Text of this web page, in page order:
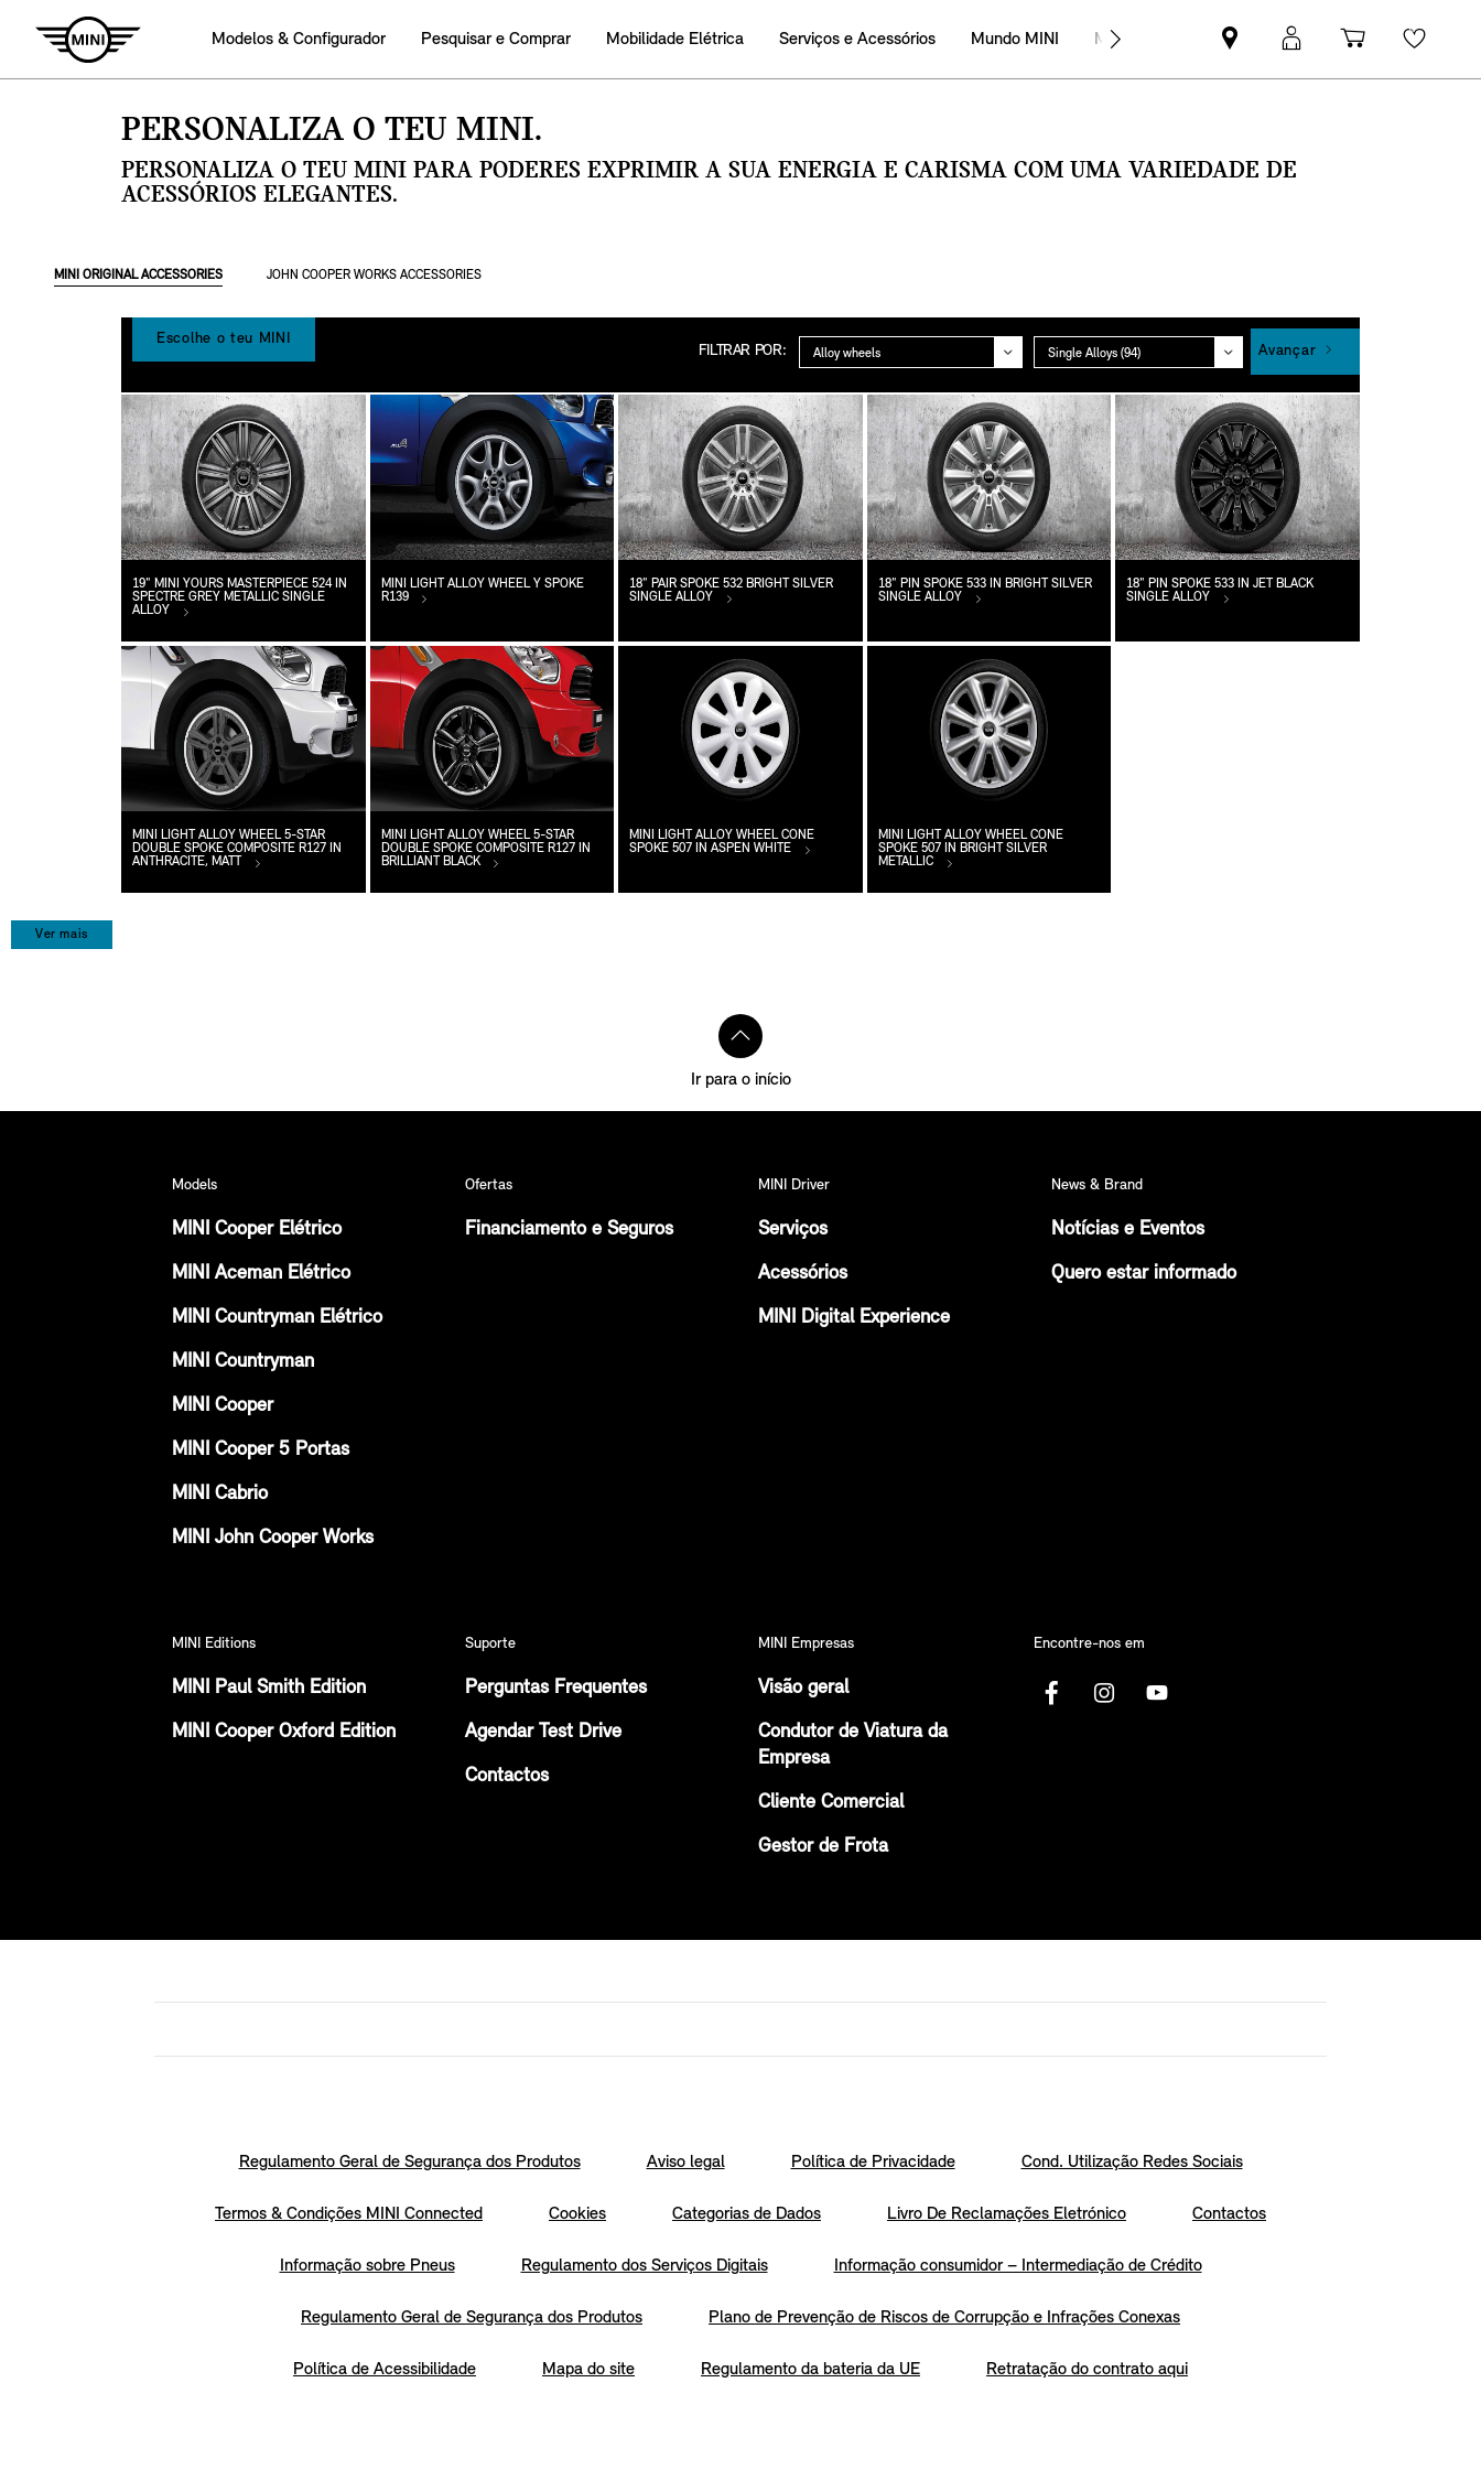
Modelos & Configurador Pesquisar e Comprar Mobilidade Elétrica Serviços e Acessórios Mundo MINI MINI Empresas
Pesquisar
parceiro
Iniciar
sessão
Carrinho
de
PERSONALIZA O TEU MINI.
PERSONALIZA O TEU MINI PARA PODERES EXPRIMIR A SUA ENERGIA E CARISMA COM UMA VARIEDADE DE
ACESSÓRIOS ELEGANTES.
MINI ORIGINAL ACCESSORIES JOHN COOPER WORKS ACCESSORIES
Escolhe o teu MINI
FILTRAR POR:
Categoria
Grupo
Avançar
19" MINI YOURS MASTERPIECE 524 IN
SPECTRE GREY METALLIC SINGLE
ALLOY
MINI LIGHT ALLOY WHEEL Y SPOKE
R139
18" PAIR SPOKE 532 BRIGHT SILVER
SINGLE ALLOY
18" PIN SPOKE 533 IN BRIGHT SILVER
SINGLE ALLOY
18" PIN SPOKE 533 IN JET BLACK
SINGLE ALLOY
MINI LIGHT ALLOY WHEEL 5-STAR
DOUBLE SPOKE COMPOSITE R127 IN
ANTHRACITE, MATT
MINI LIGHT ALLOY WHEEL 5-STAR
DOUBLE SPOKE COMPOSITE R127 IN
BRILLIANT BLACK
MINI LIGHT ALLOY WHEEL CONE
SPOKE 507 IN ASPEN WHITE
MINI LIGHT ALLOY WHEEL CONE
SPOKE 507 IN BRIGHT SILVER
METALLIC
Ver mais
Ir para o início
Models
MINI Cooper Elétrico
MINI Aceman Elétrico
MINI Countryman Elétrico
MINI Countryman
MINI Cooper
MINI Cooper 5 Portas
MINI Cabrio
MINI John Cooper Works
Ofertas
Financiamento e Seguros
MINI Driver
Serviços
Acessórios
MINI Digital Experience
News & Brand
Notícias e Eventos
Quero estar informado
MINI Editions
MINI Paul Smith Edition
MINI Cooper Oxford Edition
Suporte
Perguntas Frequentes
Agendar Test Drive
Contactos
MINI Empresas
Visão geral
Condutor de Viatura da
Empresa
Cliente Comercial
Gestor de Frota
Encontre-nos em
Regulamento Geral de Segurança dos Produtos Aviso legal Política de Privacidade Cond. Utilização Redes Sociais
Termos & Condições MINI Connected Cookies Categorias de Dados Livro De Reclamações Eletrónico Contactos
Informação sobre Pneus Regulamento dos Serviços Digitais Informação consumidor – Intermediação de Crédito
Regulamento Geral de Segurança dos Produtos Plano de Prevenção de Riscos de Corrupção e Infrações Conexas
Política de Acessibilidade Mapa do site Regulamento da bateria da UE Retratação do contrato aqui